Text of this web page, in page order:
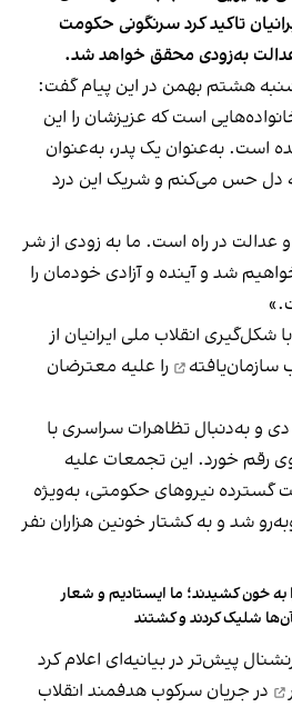
تاکید کرد سرنگونی حکومت
به‌زودی محقق خواهد شد.
هشتم بهمن در این پیام گفت:
است که عزیزشان را این
است. به‌عنوان یک پدر، به‌عنوان
دل حس می‌کنم و شریک این درد
و عدالت در راه است. ما به زودی از شر
شد و آینده و آزادی خودمان را
انقلاب ملی ایرانیان از
سازمان‌یافته
را علیه معترضان
اوج این سرکوب در ۱۸ و ۱۹ دی و به‌دنبال تظاهرات سراسری با
رقم خورد. این تجمعات علیه
نیروهای حکومتی، به‌ویژه
شد و به کشتار خونین هزاران نفر
به خون کشیدند؛ ما ایستادیم و شعار
شلیک کردند و کشتند
پیش‌تر در بیانیه‌ای اعلام کرد
در جریان سرکوب هدفمند انقلاب